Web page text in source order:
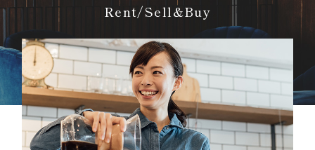
Rent/Sell&Buy